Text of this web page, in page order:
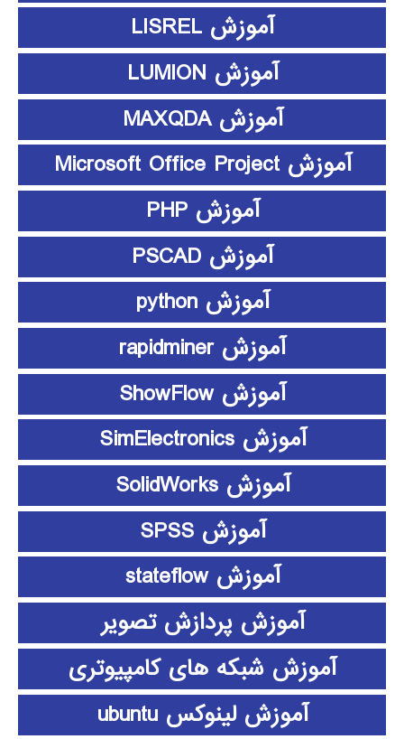
آموزش LISREL
آموزش LUMION
آموزش MAXQDA
آموزش Microsoft Office Project
آموزش PHP
آموزش PSCAD
آموزش python
آموزش rapidminer
آموزش ShowFlow
آموزش SimElectronics
آموزش SolidWorks
آموزش SPSS
آموزش stateflow
آموزش پردازش تصویر
آموزش شبکه های کامپیوتری
آموزش لینوکس ubuntu